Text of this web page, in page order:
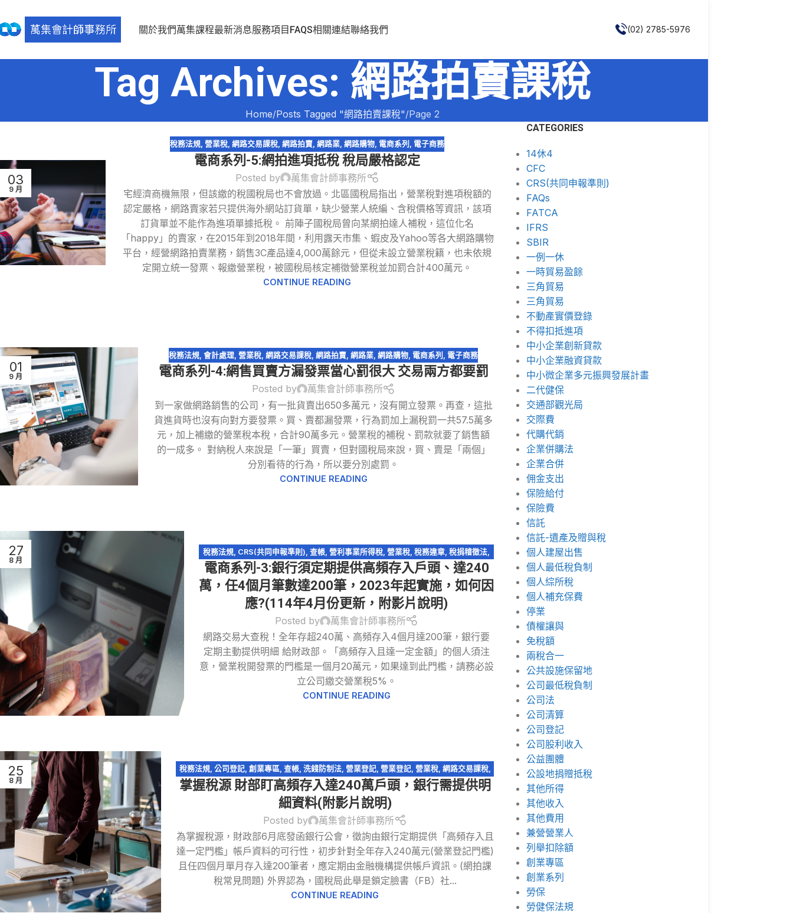
關於我們萬集課程最新消息服務項目 FAQS相關連結聯絡我們 (02) 2785-5976
Tag Archives: 網路拍賣課稅
Home Posts Tagged "網路拍賣課稅" Page 2
03
9 月
稅務法規,營業稅,網路交易課稅,網路拍賣,網路業,網路購物, 電商系列 , 電子商務
電商系列-5:網拍進項抵稅 稅局嚴格認定
Posted by
萬集會計師事務所
宅經濟商機無限，但該繳的稅國稅局也不會放過。北區國稅局指出，營業稅對進項稅額的
認定嚴格，網路賣家若只提供海外網站訂貨單，缺少營業人統編、含稅價格等資訊，該項
訂貨單並不能作為進項單據抵稅。 前陣子國稅局曾向某網拍達人補稅，這位化名
「happy」的賣家，在2015年到2018年間，利用露天市集、蝦皮及Yahoo等各大網路購物
平台，經營網路拍賣業務，銷售3C產品達4,000萬餘元，但從未設立營業稅籍，也未依規
定開立統一發票、報繳營業稅，被國稅局核定補徵營業稅並加罰合計400萬元。
CONTINUE READING
01
9 月
稅務法規 ,會計處理 ,營業稅 ,網路交易課稅 ,網路拍賣 ,網路業 ,網路購物 電商系列 電子商務
電商系列-4:網售買賣方漏發票當心罰很大 交易兩方都要罰
Posted by
萬集會計師事務所
到一家做網路銷售的公司，有一批貨賣出650多萬元，沒有開立發票。再查，這批
貨進貨時也沒有向對方要發票。買、賣都漏發票，行為罰加上漏稅罰一共57.5萬多
元，加上補繳的營業稅本稅，合計90萬多元。營業稅的補稅、罰款就要了銷售額
的一成多。 對納稅人來說是「一筆」買賣，但對國稅局來說，買、賣是「兩個」
分別看待的行為，所以要分別處罰。
CONTINUE READING
27
8 月
稅務法規 CRS(共同申報準則) ,查帳 ,營利事業所得稅 ,營業稅 ,稅務違章 ,稅捐稽徵法
網路交易課稅,網路拍賣,網路購物,逃漏稅,電商系列,電子商務
電商系列-3:銀行須定期提供高頻存入戶頭、達240
萬，任4個月筆數達200筆，2023年起實施，如何因
應?(114年4月份更新，附影片說明)
Posted by
萬集會計師事務所
網路交易大查稅！全年存超240萬、高頻存入4個月達200筆，銀行要
定期主動提供明細 給財政部。「高頻存入且達一定金額」的個人須注
意，營業稅開發票的門檻是一個月20萬元，如果達到此門檻，請務必設
立公司繳交營業稅5%。
CONTINUE READING
25
8 月
稅務法規, 公司登記, 創業專區, 查帳, 洗錢防制法, 營業登記, 營業登記, 營業稅, 網路交易課稅,
網路拍賣,網路購物,跨境電商 ,電子商務,電子發票
掌握稅源 財部盯高頻存入達240萬戶頭，銀行需提供明
細資料(附影片說明)
Posted by
萬集會計師事務所
為掌握稅源，財政部6月底發函銀行公會，徵詢由銀行定期提供「高頻存入且
達一定門檻」帳戶資料的可行性，初步針對全年存入240萬元(營業登記門檻)
且任四個月單月存入達200筆者，應定期由金融機構提供帳戶資訊。(網拍課
稅常見問題) 外界認為，國稅局此舉是鎖定臉書（FB）社...
CONTINUE READING
CATEGORIES
14休4
CFC
CRS(共同申報準則)
FAQs
FATCA
IFRS
SBIR
一例一休
一時貿易盈餘
三角貿易
三角貿易
不動產實價登錄
不得扣抵進項
中小企業創新貸款
中小企業融資貸款
中小微企業多元振興發展計畫
二代健保
交通部觀光局
交際費
代購代銷
企業併購法
企業合併
佣金支出
保險給付
保險費
信託
信託-遺產及贈與稅
個人建屋出售
個人最低稅負制
個人綜所稅
個人補充保費
停業
債權讓與
免稅額
兩稅合一
公共設施保留地
公司最低稅負制
公司法
公司清算
公司登記
公司股利收入
公益團體
公設地捐贈抵稅
其他所得
其他收入
其他費用
兼營營業人
列舉扣除額
創業專區
創業系列
勞保
勞健保法規